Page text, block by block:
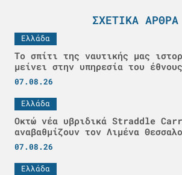
ΣΧΕΤΙΚΆ ΆΡΘΡΑ
Ελλάδα
Το σπίτι της ναυτικής μας
μείνει στην υπηρεσία του
07.08.26
Ελλάδα
Οκτώ νέα υβριδικά Straddle
αναβαθμίζουν τον Λιμένα
07.08.26
Ελλάδα